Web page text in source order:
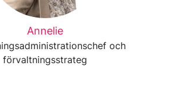
Annelie
och
förvaltningsstrateg